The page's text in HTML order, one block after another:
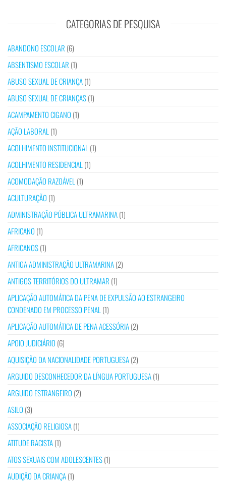
CATEGORIAS DE PESQUISA
ABANDONO ESCOLAR (6)
ABSENTISMO ESCOLAR (1)
ABUSO SEXUAL DE CRIANÇA(1)
ABUSO SEXUAL DE CRIANÇAS(1)
ACAMPAMENTO CIGANO (1)
AÇÃO LABORAL (1)
ACOLHIMENTO INSTITUCIONAL (1)
ACOLHIMENTO RESIDENCIAL (1)
ACOMODAÇÃO RAZOÁVEL (1)
ACULTURAÇÃO (1)
ADMINISTRAÇÃO PÚBLICA ULTRAMARINA(1)
AFRICANO (1)
AFRICANOS(1)
ANTIGA ADMINISTRAÇÃO ULTRAMARINA(2)
ANTIGOS TERRITÓRIOS DO ULTRAMAR (1)
APLICAÇÃO AUTOMÁTICA DA PENA DE EXPULSÃO AO ESTRANGEIRO
CONDENADO EM PROCESSO PENAL (1)
APLICAÇÃO AUTOMÁTICA DE PENA ACESSÓRIA(2)
APOIO JUDICIÁRIO (6)
AQUISIÇÃO DA NACIONALIDADE PORTUGUESA(2)
ARGUIDO DESCONHECEDOR DA LÍNGUA PORTUGUESA(1)
ARGUIDO ESTRANGEIRO (2)
ASILO (3)
ASSOCIAÇÃO RELIGIOSA(1)
ATITUDE RACISTA(1)
ATOS SEXUAIS COM ADOLESCENTES(1)
AUDIÇÃO DA CRIANÇA(1)